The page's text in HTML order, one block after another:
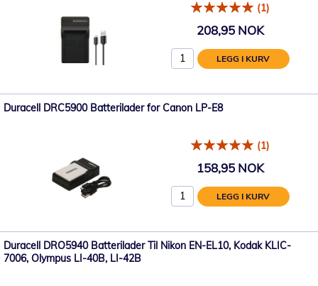
(1)
208,95 NOK
LEGG I KURV
Duracell DRC5900 Batterilader for Canon LP-E8
(1)
158,95 NOK
LEGG I KURV
Duracell DRO5940 Batterilader Til Nikon EN-EL10, Kodak KLIC-
7006, Olympus LI-40B, LI-42B